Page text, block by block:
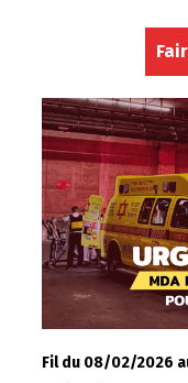
Fil du 08/02/2026